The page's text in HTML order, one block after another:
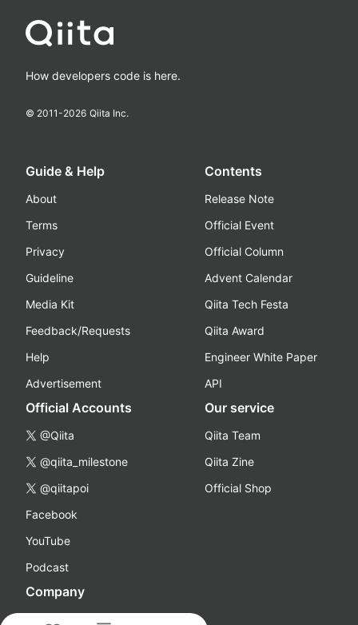
How developers code is here.
© 2011-2026 Qiita Inc.
Guide & Help
About
Terms
Privacy
Guideline
Media Kit
Feedback/Requests
Help
Advertisement
Contents
Release Note
Official Event
Official Column
Advent Calendar
Qiita Tech Festa
Qiita Award
Engineer White Paper
API
Official Accounts
@Qiita
@qiita_milestone
@qiitapoi
Facebook
YouTube
Podcast
Our service
Qiita Team
Qiita Zine
Official Shop
Company